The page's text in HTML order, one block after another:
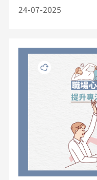
24-07-2025